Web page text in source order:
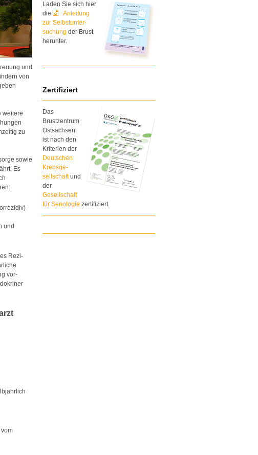
und
von
weitere
zu
sowie
Es
und
Rezi-
vor-
Laden Sie sich hier
die
Anleitung
zur Selbstunter-
suchung der Brust
herunter.
Zertifiziert
Das
Brustzentrum
Ostsachsen
ist nach den
Kriterien der
Deutschen
Krebsge-
sellschaftund
der
Gesellschaft
für Senologie zertifiziert.